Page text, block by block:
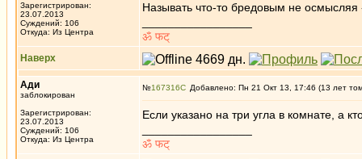
Зарегистрирован:
23.07.2013
Суждений: 106
Откуда: Из Центра
Называть что-то бредовым не осмысляя
ॐ फट‍्
Наверх
Ади
заблокирован
Зарегистрирован:
23.07.2013
Суждений: 106
Откуда: Из Центра
№167316 Добавлено: Пн 21 Окт 13, 17:46 (13 лет
Если указано на три угла в комнате, а
ॐ फट‍्